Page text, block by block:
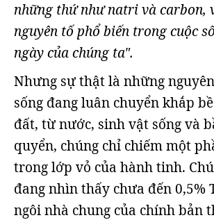
những thứ như natri và carbon,
nguyên tố phổ biến trong cuộc
ngày của chúng ta".
Nhưng sự thật là những
sống đang luân chuyển khắp
đất, từ nước, sinh vật sống và
quyển, chúng chỉ chiếm một
trong lớp vỏ của hành tinh.
đang nhìn thấy chưa đến 0,5%
ngôi nhà chung của chính bản